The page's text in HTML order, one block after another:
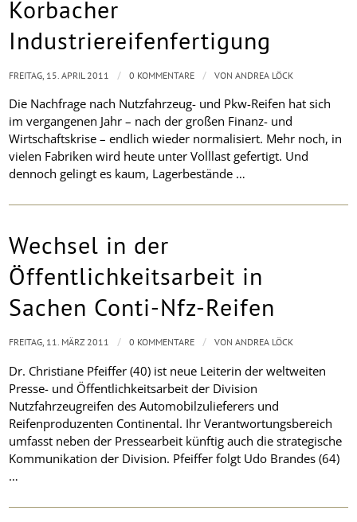
Korbacher
Industriereifenfertigung
Die Nachfrage nach Nutzfahrzeug- und Pkw-Reifen hat sich
im vergangenen Jahr – nach der großen Finanz- und
Wirtschaftskrise – endlich wieder normalisiert. Mehr noch, in
vielen Fabriken wird heute unter Volllast gefertigt. Und
dennoch gelingt es kaum, Lagerbestände …
FREITAG, 15. APRIL 2011 / 0 KOMMENTARE / VONANDREA LÖCK
Wechsel in der
Öffentlichkeitsarbeit in
Sachen Conti-Nfz-Reifen
Dr. Christiane Pfeiffer (40) ist neue Leiterin der weltweiten
Presse- und Öffentlichkeitsarbeit der Division
Nutzfahrzeugreifen des Automobilzulieferers und
Reifenproduzenten Continental. Ihr Verantwortungsbereich
umfasst neben der Pressearbeit künftig auch die strategische
Kommunikation der Division. Pfeiffer folgt Udo Brandes (64)
…
FREITAG, 11. MÄRZ 2011 / 0 KOMMENTARE / VONANDREA LÖCK